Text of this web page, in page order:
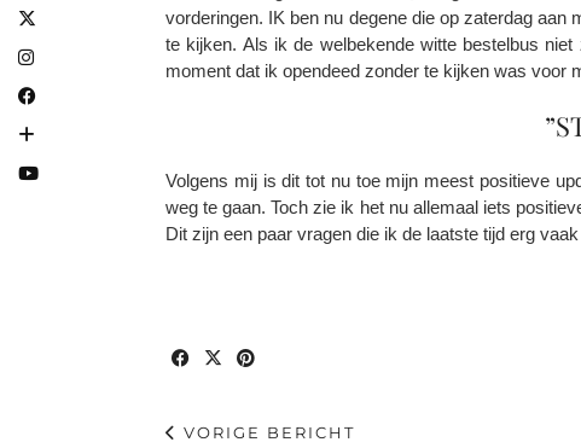
vorderingen. IK ben nu degene die op zaterdag
te kijken. Als ik de welbekende witte bestelbus
moment dat ik opendeed zonder te kijken was voor
Volgens mij is dit tot nu toe mijn meest positieve
weg te gaan. Toch zie ik het nu allemaal iets
Dit zijn een paar vragen die ik de laatste tijd erg
VORIGE BERICHT